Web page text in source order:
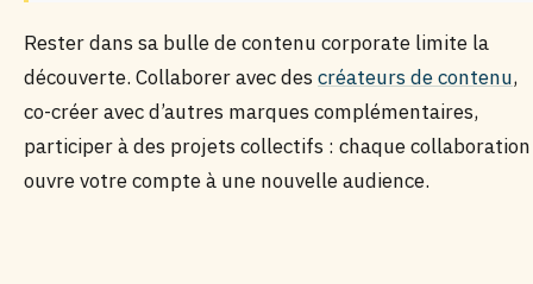
Rester dans sa bulle de contenu corporate limite la
découverte. Collaborer avec des créateurs de contenu,
co-créer avec d’autres marques complémentaires,
participer à des projets collectifs : chaque collaboration
ouvre votre compte à une nouvelle audience.